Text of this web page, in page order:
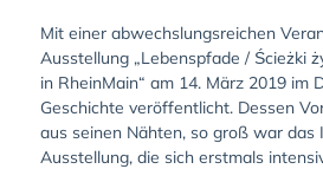
Mit einer abwechslungsreichen
Ausstellung „Lebenspfade / Ścieżki
in RheinMain“ am 14. März 2019 im
Geschichte veröffentlicht. Dessen
aus seinen Nähten, so groß war das
Ausstellung, die sich erstmals